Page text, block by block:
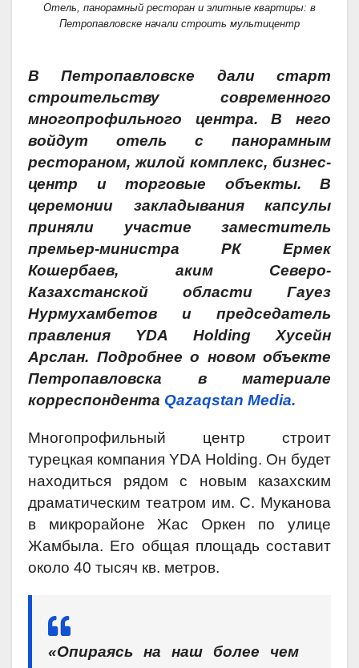
Отель, панорамный ресторан и элитные квартиры: в
Петропавловске начали строить мультицентр
В Петропавловске дали старт
строительству современного
многопрофильного центра. В него
войдут отель с панорамным
рестораном, жилой комплекс, бизнес-
центр и торговые объекты. В
церемонии закладывания капсулы
приняли участие заместитель
премьер-министра РК Ермек
Кошербаев, аким Северо-
Казахстанской области Гауез
Нурмухамбетов и председатель
правления YDA Holding Хусейн
Арслан. Подробнее о новом объекте
Петропавловска в материале
корреспондента Qazaqstan Media.
Многопрофильный центр строит
турецкая компания YDA Holding. Он будет
находиться рядом с новым казахским
драматическим театром им. С. Муканова
в микрорайоне Жас Оркен по улице
Жамбыла. Его общая площадь составит
около 40 тысяч кв. метров.
«Опираясь на наш более чем